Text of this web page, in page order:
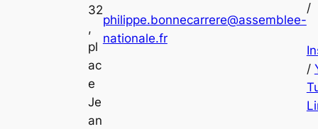
32
,
pl
ac
e
Je
an
philippe.bonnecarrere@assemblee-
nationale.fr
/
/